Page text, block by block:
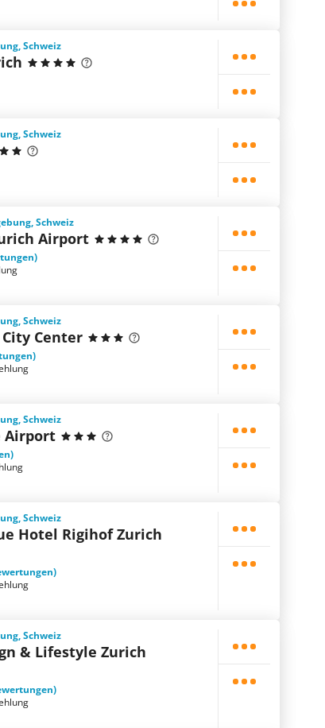
Schweiz
Schweiz
Schweiz
Airport
Schweiz
Center
Schweiz
Airport
Schweiz
Hotel Rigihof Zurich
Schweiz
& Lifestyle Zurich